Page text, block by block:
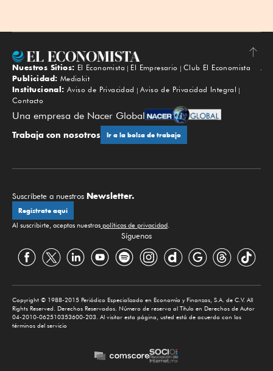
Subir
Nuestros Sitios: El Economista El Empresario
Club El Economista
Publicidad: Mediakit
Institucional: Aviso de Privacidad
Aviso de Privacidad Integral
Contacto
Una empresa de Nacer Global
Trabaja con nosotros Ir a la bolsa de trabajo
Suscríbete a nuestros Newsletter.
Regístrate aquí
Al suscribirte, aceptas nuestras políticas de privacidad
Síguenos
Copyright © 1988-2015 Periódico Especializado en Economía y Finanzas, S.A. de C.V. All
Rights Reserved. Derechos Reservados. Número de reserva al Título en Derechos de Autor
04-2010-062510353600-203. Al visitar esta página, usted está de acuerdo con los
términos del servicio